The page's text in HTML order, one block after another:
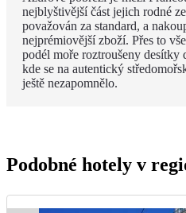
nejblyštivější část jejich rodné
považován za standard, a
nejprémiovější zboží. Přes to
podél moře roztroušeny desítky
kde se na autentický
ještě nezapomnělo.
Podobné hotely v